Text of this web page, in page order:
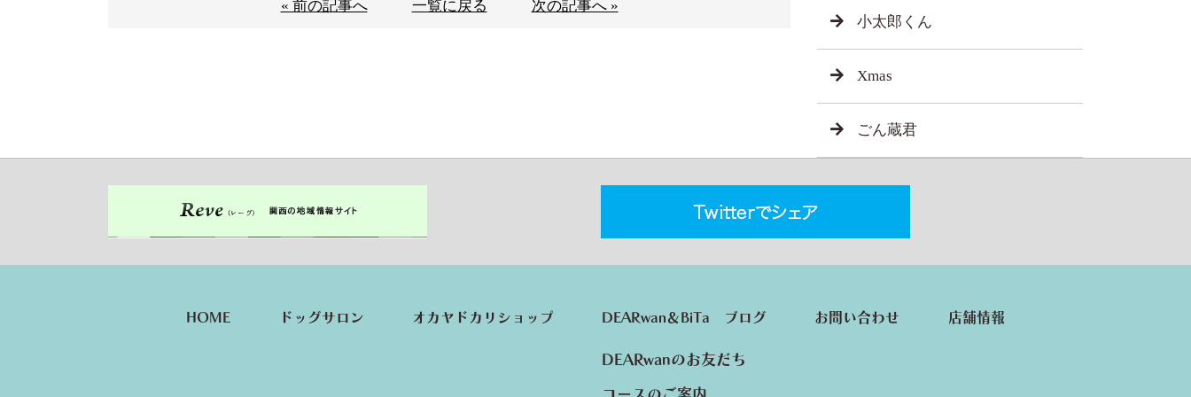
« 前の記事へ 一覧に戻る 次の記事へ »
小太郎くん
Xmas
ごん蔵君
HOME ドッグサロン オカヤドカリショップ DEARwan＆BiTa ブログ
DEARwanのお友だち
お問い合わせ 店舗情報